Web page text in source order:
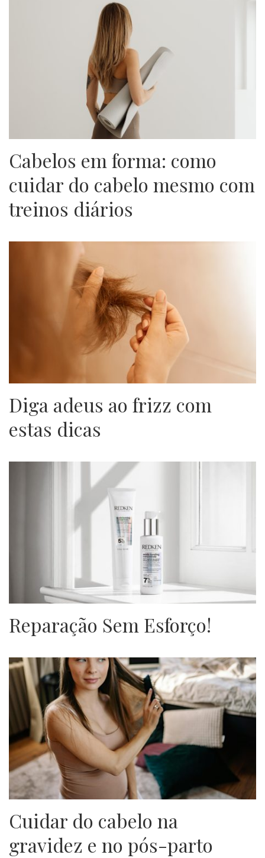
Cabelos em forma: como
cuidar do cabelo mesmo com
treinos diários
Diga adeus ao frizz com
estas dicas
Reparação Sem Esforço!
Cuidar do cabelo na
gravidez e no pós-parto